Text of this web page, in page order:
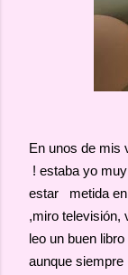
En unos de mis
! estaba yo
estar metida en
,miro televisión,
leo un buen
aunque siempre